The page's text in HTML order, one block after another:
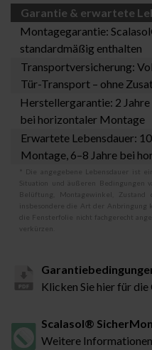
Garantie & erwartete
Montagegarantie:
standardmäßig enthalten
Transportversicherung:
Tür-Transport – ohne
Herstellergarantie: 2
bei horizontaler Montage
Erwartete Lebensdauer:
Montage, 6–8 Jahre bei
* Die angegebene Lebensdauer ist
Situation und äußeren Bedingungen
Belüftung, Montagewinkel, Zustand
insbesondere die Art der Anbringung
die Fensterfolie nicht fachgerecht
verkürzen.
Klicken Sie hier für
Scalasol®
Weitere